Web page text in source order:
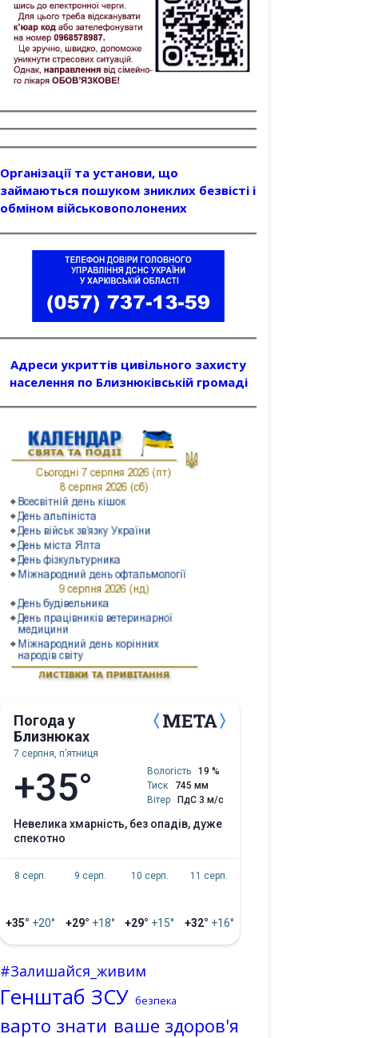
Організації та установи, що
займаються пошуком зниклих безвісті і
обміном військовополонених
Адреси укриттів цивільного захисту
населення по Близнюківській громаді
Погода у
Близнюках
7 серпня, пʼятниця
+35° Вологість
19 %
Тиск
745 мм
Вітер
ПдС 3 м/с
невелика хмарність, без опадів, дуже
спекотно
8 серп.
+35° +20°
9 серп.
+29° +18°
10 серп.
+29° +15°
11 серп.
+32° +16°
#Залишайся_живим
Генштаб ЗСУ безпека
варто знати ваше здоров'я